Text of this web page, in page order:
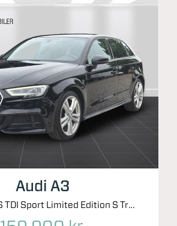
Audi A3
Sportback 1,6 TDI Sport Limited Edition S Tronic 116HK 5d 7g Aut.